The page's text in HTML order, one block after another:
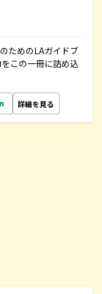
ためのLAガイドブ
この一冊に詰め込
詳細を見る